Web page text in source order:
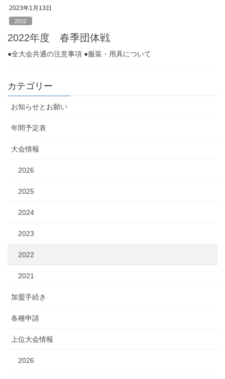
2023年1月13日
2022
2022年度 春季団体戦
●全大会共通の注意事項 ●服装・用具について
カテゴリー
お知らせとお願い
年間予定表
大会情報
2026
2025
2024
2023
2022
2021
加盟手続き
各種申請
上位大会情報
2026